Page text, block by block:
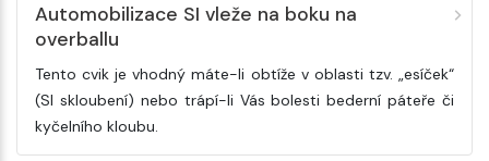
Automobilizace SI vleže na boku na
overballu
Tento cvik je vhodný máte-li obtíže v oblasti tzv. „esíček“
(SI skloubení) nebo trápí-li Vás bolesti bederní páteře či
kyčelního kloubu.